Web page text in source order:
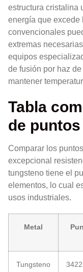
estructura cristalina
energía que excede
convencionales
extremas
equipos
de fusión por haz
mantener
Tabla
de
Comparar los
excepcional
tungsteno tiene el
elementos, lo cual
usos industriales.
Metal
Tungsteno 3422